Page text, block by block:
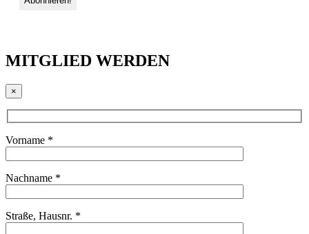
MITGLIED WERDEN
×
Vorname *
Nachname *
Straße, Hausnr. *